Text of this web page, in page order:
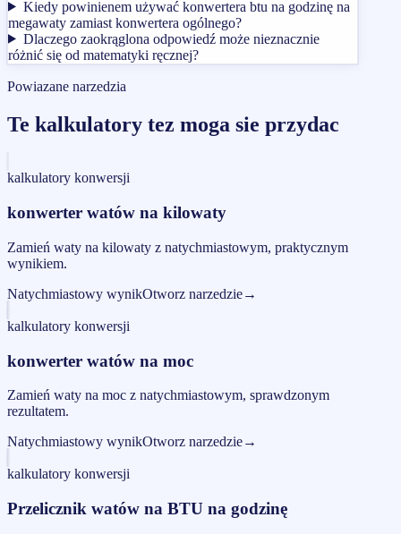
Kiedy powinienem używać konwertera btu na godzinę na
megawaty zamiast konwertera ogólnego?
Dlaczego zaokrąglona odpowiedź może nieznacznie
różnić się od matematyki ręcznej?
Powiazane narzedzia
Te kalkulatory tez moga sie przydac
kalkulatory konwersji
konwerter watów na kilowaty
Zamień waty na kilowaty z natychmiastowym, praktycznym
wynikiem.
Natychmiastowy wynikOtworz narzedzie→
kalkulatory konwersji
konwerter watów na moc
Zamień waty na moc z natychmiastowym, sprawdzonym
rezultatem.
Natychmiastowy wynikOtworz narzedzie→
kalkulatory konwersji
Przelicznik watów na BTU na godzinę